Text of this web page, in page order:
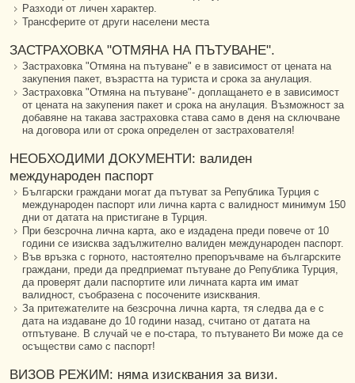
Разходи от личен характер.
Трансферите от други населени места
ЗАСТРАХОВКА "ОТМЯНА НА ПЪТУВАНЕ".
Застраховка "Отмяна на пътуване" е в зависимост от цената на
закупения пакет, възрастта на туриста и срока за анулация.
Застраховка "Отмяна на пътуване"- доплащането е в зависимост
от цената на закупения пакет и срока на анулация. Възможност за
добавяне на такава застраховка става само в деня на сключване
на договора или от срока определен от застрахователя!
НЕОБХОДИМИ ДОКУМЕНТИ: валиден
международен паспорт
Български граждани могат да пътуват за Република Турция с
международен паспорт или лична карта с валидност минимум 150
дни от датата на пристигане в Турция.
При безсрочна лична карта, ако е издадена преди повече от 10
години се изисква задължително валиден международен паспорт.
Във връзка с горното, настоятелно препоръчваме на българските
граждани, преди да предприемат пътуване до Република Турция,
да проверят дали паспортите или личната карта им имат
валидност, съобразена с посочените изисквания.
За притежателите на безсрочна лична карта, тя следва да е с
дата на издаване до 10 години назад, считано от датата на
отпътуване. В случай че е по-стара, то пътуването Ви може да се
осъществи само с паспорт!
ВИЗОВ РЕЖИМ: няма изисквания за визи.